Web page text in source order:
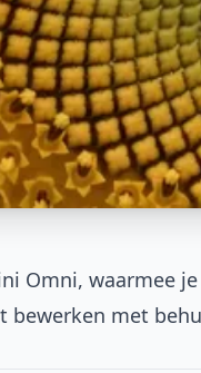
Omni, waarmee
met